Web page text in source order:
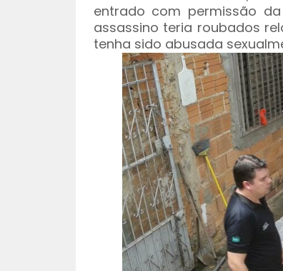
entrado com permissão
assassino teria roubados
tenha sido abusada